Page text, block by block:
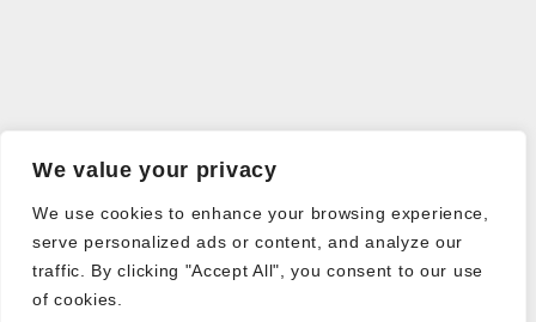
We value your privacy
We use cookies to enhance your browsing experience,
serve personalized ads or content, and analyze our
traffic. By clicking "Accept All", you consent to our use
of cookies.